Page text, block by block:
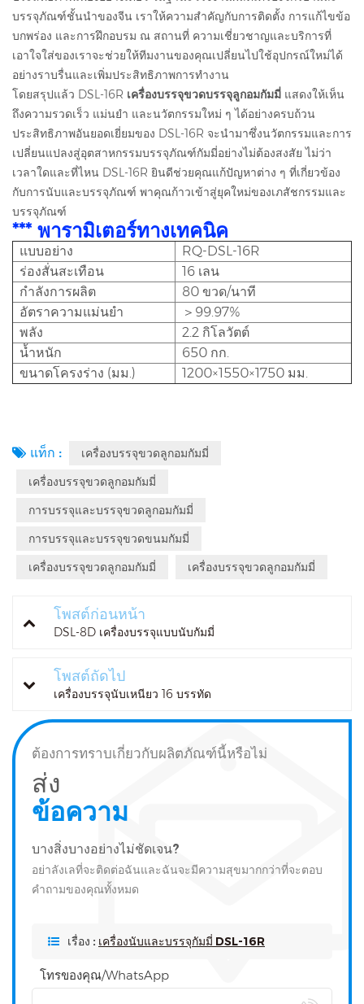
บรรจุภัณฑ์ชั้นนำของจีน เราให้ความสำคัญกับการติดตั้ง การแก้ไขข้อ
บกพร่อง และการฝึกอบรม ณ สถานที่ ความเชี่ยวชาญและบริการที่
เอาใจใส่ของเราจะช่วยให้ทีมงานของคุณเปลี่ยนไปใช้อุปกรณ์ใหม่ได้
อย่างราบรื่นและเพิ่มประสิทธิภาพการทำงาน
โดยสรุปแล้ว DSL-16R เครื่องบรรจุขวดบรรจุลูกอมกัมมี่ แสดงให้เห็น
ถึงความรวดเร็ว แม่นยำ และนวัตกรรมใหม่ ๆ ได้อย่างครบถ้วน
ประสิทธิภาพอันยอดเยี่ยมของ DSL-16R จะนำมาซึ่งนวัตกรรมและการ
เปลี่ยนแปลงสู่อุตสาหกรรมบรรจุภัณฑ์กัมมี่อย่างไม่ต้องสงสัย ไม่ว่า
เวลาใดและที่ไหน DSL-16R ยินดีช่วยคุณแก้ปัญหาต่าง ๆ ที่เกี่ยวข้อง
กับการนับและบรรจุภัณฑ์ พาคุณก้าวเข้าสู่ยุคใหม่ของเภสัชกรรมและ
บรรจุภัณฑ์
*** พารามิเตอร์ทางเทคนิค
แบบอย่าง
RQ-DSL-16R
ร่องสั่นสะเทือน
16 เลน
กำลังการผลิต
80 ขวด/นาที
อัตราความแม่นยำ
＞99.97%
พลัง
2.2 กิโลวัตต์
น้ำหนัก
650 กก.
ขนาดโครงร่าง (มม.)
1200×1550×1750 มม.
แท็ก :
เครื่องบรรจุขวดลูกอมกัมมี่
เครื่องบรรจุขวดลูกอมกัมมี่
การบรรจุและบรรจุขวดลูกอมกัมมี่
การบรรจุและบรรจุขวดขนมกัมมี่
เครื่องบรรจุขวดลูกอมกัมมี่
เครื่องบรรจุขวดลูกอมกัมมี่
โพสต์ก่อนหน้า
DSL-8D เครื่องบรรจุแบบนับกัมมี่
โพสต์ถัดไป
เครื่องบรรจุนับเหนียว 16 บรรทัด
ต้องการทราบเกี่ยวกับผลิตภัณฑ์นี้หรือไม่
ส่ง
ข้อความ
บางสิ่งบางอย่างไม่ชัดเจน?
อย่าลังเลที่จะติดต่อฉันและฉันจะมีความสุขมากกว่าที่จะตอบ
คำถามของคุณทั้งหมด
เรื่อง : เครื่องนับและบรรจุกัมมี่ DSL-16R
โทรของคุณ/WhatsApp